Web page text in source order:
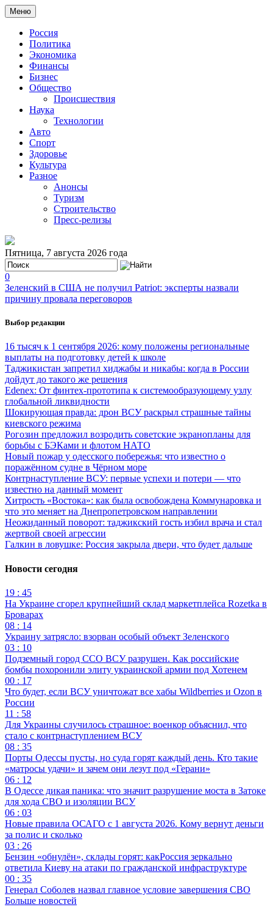
Меню
Россия
Политика
Экономика
Финансы
Бизнес
Общество
Происшествия
Наука
Технологии
Авто
Спорт
Здоровье
Культура
Разное
Анонсы
Туризм
Строительство
Пресс-релизы
Пятница, 7 августа 2026 года
0
Зеленский в США не получил Patriot: эксперты назвали
причину провала переговоров
Выбор редакции
16 тысяч к 1 сентября 2026: кому положены региональные
выплаты на подготовку детей к школе
Таджикистан запретил хиджабы и никабы: когда в России
дойдут до такого же решения
Edenex: От финтех-прототипа к системообразующему узлу
глобальной ликвидности
Шокирующая правда: дрон ВСУ раскрыл страшные тайны
киевского режима
Рогозин предложил возродить советские экранопланы для
борьбы с БЭКами и флотом НАТО
Новый пожар у одесского побережья: что известно о
поражённом судне в Чёрном море
Контрнаступление ВСУ: первые успехи и потери — что
известно на данный момент
Хитрость «Востока»: как была освобождена Коммунаровка и
что это меняет на Днепропетровском направлении
Неожиданный поворот: таджикский гость избил врача и стал
жертвой своей агрессии
Галкин в ловушке: Россия закрыла двери, что будет дальше
Новости сегодня
19 : 45
На Украине сгорел крупнейший склад маркетплейса Rozetka в
Броварах
08 : 14
Украину затрясло: взорван особый объект Зеленского
03 : 10
Подземный город ССО ВСУ разрушен. Как российские
бомбы похоронили элиту украинской армии под Хотенем
00 : 17
Что будет, если ВСУ уничтожат все хабы Wildberries и Ozon в
России
11 : 58
Для Украины случилось страшное: военкор объяснил, что
стало с контрнаступлением ВСУ
08 : 35
Порты Одессы пусты, но суда горят каждый день. Кто такие
«матросы удачи» и зачем они лезут под «Герани»
06 : 12
В Одессе дикая паника: что значит разрушение моста в Затоке
для хода СВО и изоляции ВСУ
06 : 03
Новые правила ОСАГО с 1 августа 2026. Кому вернут деньги
за полис и сколько
03 : 26
Бензин «обнулён», склады горят: какРоссия зеркально
ответила Киеву на атаки по гражданской инфраструктуре
00 : 35
Генерал Соболев назвал главное условие завершения СВО
Больше новостей